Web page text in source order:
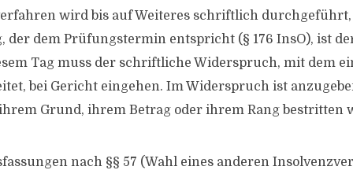
wird bis auf Weiteres schriftlich durchgeführt,
der dem Prüfungstermin entspricht (§ 176 InsO), ist
Tag muss der schriftliche Widerspruch, mit dem
bei Gericht eingehen. Im Widerspruch ist
Grund, ihrem Betrag oder ihrem Rang bestritten
nach §§ 57 (Wahl eines anderen